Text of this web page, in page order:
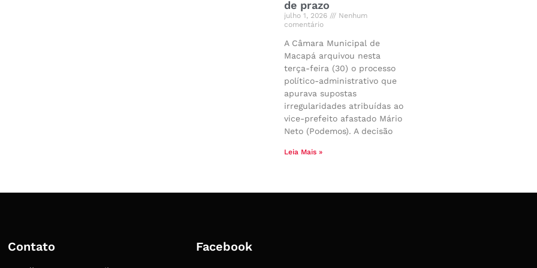
de prazo
julho 1, 2026
Nenhum
comentário
A Câmara Municipal de
Macapá arquivou nesta
terça-feira (30) o processo
político-administrativo que
apurava supostas
irregularidades atribuídas ao
vice-prefeito afastado Mário
Neto (Podemos). A decisão
Leia Mais »
Contato Facebook